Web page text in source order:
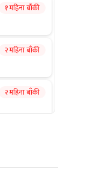
१ महिना बाँकी
२ महिना बाँकी
२ महिना बाँकी